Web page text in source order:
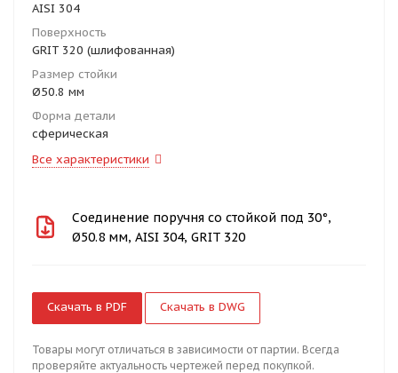
AISI 304
Поверхность
GRIT 320 (шлифованная)
Размер стойки
Ø50.8 мм
Форма детали
сферическая
Все характеристики
Соединение поручня со стойкой под 30°,
Ø50.8 мм, AISI 304, GRIT 320
Скачать в PDF Скачать в DWG
Товары могут отличаться в зависимости от партии. Всегда
проверяйте актуальность чертежей перед покупкой.